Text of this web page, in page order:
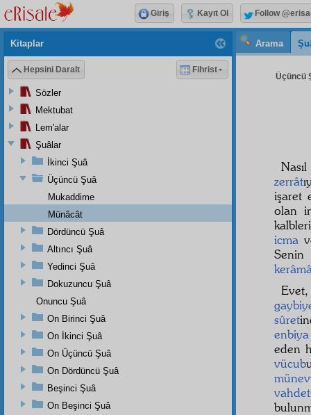
Arama
Üçüncü
Nasıl
zerrât
işaret
olan
icma
Senin
sûret
enbiya
eden
vücub
vahdet
Kitaplar
Hepsini Daralt Fihrist
Sözler
Mektubat
Lem'alar
Şuâlar
İkinci Şuâ
Üçüncü Şuâ
Mukaddime
Münâcât
Dördüncü Şuâ
Altıncı Şuâ
Yedinci Şuâ
Dokuzuncu Şuâ
Onuncu Şuâ
On Birinci Şuâ
On İkinci Şuâ
On Üçüncü Şuâ
On Dördüncü Şuâ
Beşinci Şuâ
On Beşinci Şuâ
Giriş Kayıt Ol Follow